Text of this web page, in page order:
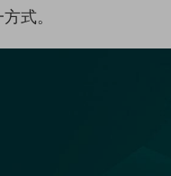
式。